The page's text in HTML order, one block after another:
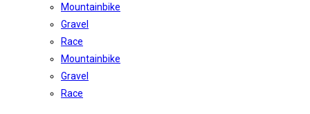
Mountainbike
Gravel
Race
Mountainbike
Gravel
Race